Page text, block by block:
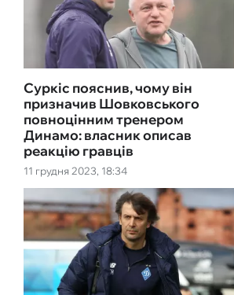
11 грудня 2023, 18:34
Суркіс пояснив, чому він
призначив Шовковського
повноцінним тренером
Динамо: власник описав
реакцію гравців